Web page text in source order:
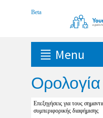
Menu
Ορολογία
Επεξηγήσεις για τους
συμπεριφορικής διαφήμισης